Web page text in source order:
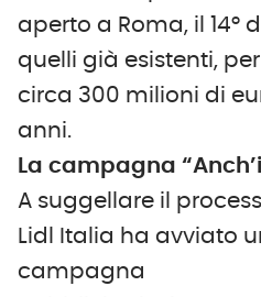
aperto a Roma, il 14°
quelli già esistenti,
circa 300 milioni di
anni.
La campagna
A suggellare il
Lidl Italia ha avviato
campagna